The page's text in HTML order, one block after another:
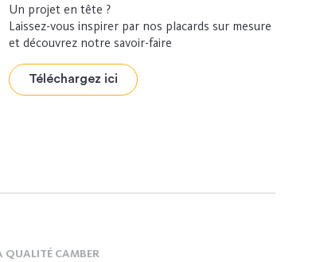
Un projet en tête ?
Laissez-vous inspirer par nos placards sur mesure
et découvrez notre savoir-faire
Téléchargez ici
QUALITÉ CAMBER